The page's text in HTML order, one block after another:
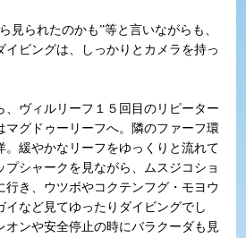
見られたのかも”等と言いながらも、
イビングは、しっかりとカメラを持っ
、ヴィルリーフ１５回目のリピーター
マグドゥーリーフへ。隣のファーフ環
。緩やかなリーフをゆっくりと流れて
プシャークを見ながら、ムスジコショ
行き、ウツボやコクテンフグ・モヨウ
イなど見てゆったりダイビングでし
オンや安全停止の時にバラクーダも見